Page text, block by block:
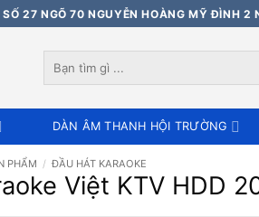
27 NGÕ 70 NGUYỄN HOÀNG MỸ ĐÌNH 2
kiếm:
DÀN ÂM THANH HỘI TRƯỜNG
PHẨM / ĐẦU HÁT KARAOKE
Việt KTV HDD